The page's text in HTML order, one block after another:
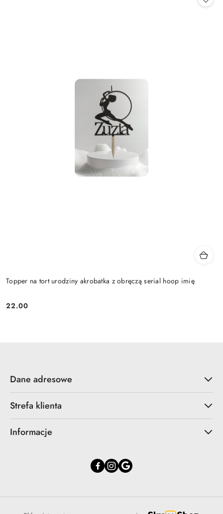
Topper na tort urodziny akrobatka z obręczą serial hoop imię
Cena:
22.00
Dane adresowe
Strefa klienta
Informacje